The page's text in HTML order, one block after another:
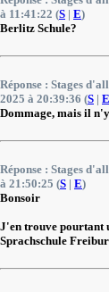
à 11:41:22 (S | E)
Berlitz Schule?
Réponse : Stages
2025 à 20:39:36 (S | E
Dommage, mais il
Réponse : Stages
à 21:50:25 (S | E)
Bonsoir
J'en trouve pourtant
Sprachschule